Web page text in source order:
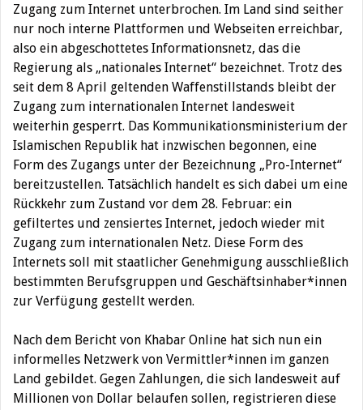
Zugang zum Internet unterbrochen. Im Land sind seither
nur noch interne Plattformen und Webseiten erreichbar,
also ein abgeschottetes Informationsnetz, das die
Regierung als „nationales Internet“ bezeichnet. Trotz des
seit dem 8 April geltenden Waffenstillstands bleibt der
Zugang zum internationalen Internet landesweit
weiterhin gesperrt. Das Kommunikationsministerium der
Islamischen Republik hat inzwischen begonnen, eine
Form des Zugangs unter der Bezeichnung „Pro-Internet“
bereitzustellen. Tatsächlich handelt es sich dabei um eine
Rückkehr zum Zustand vor dem 28. Februar: ein
gefiltertes und zensiertes Internet, jedoch wieder mit
Zugang zum internationalen Netz. Diese Form des
Internets soll mit staatlicher Genehmigung ausschließlich
bestimmten Berufsgruppen und Geschäftsinhaber*innen
zur Verfügung gestellt werden.
Nach dem Bericht von Khabar Online hat sich nun ein
informelles Netzwerk von Vermittler*innen im ganzen
Land gebildet. Gegen Zahlungen, die sich landesweit auf
Millionen von Dollar belaufen sollen, registrieren diese